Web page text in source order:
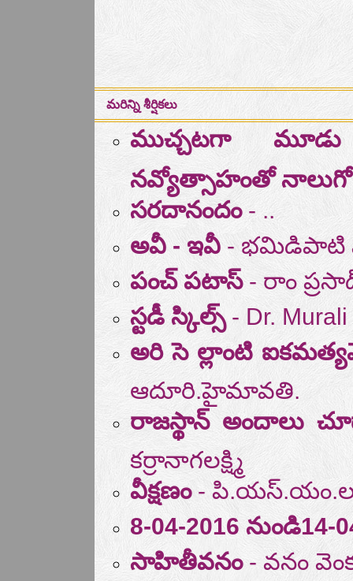
మరిన్ని శీర్షికలు
ముచ్చటగా మూడు
నవ్యోత్సాహంతో నాలుగో
సరదానందం- ..
అవీ - ఇవీ- భమిడిపాటి
పంచ్ పటాస్- రాం
స్టడీ స్కిల్స్- Dr. Murali
అరి సె ల్లాంటి
ఆదూరి.హైమావతి.
రాజస్థాన్ అందాలు
కర్రానాగలక్ష్మి
వీక్షణం-
8-04-2016
సాహితీవనం- వనం